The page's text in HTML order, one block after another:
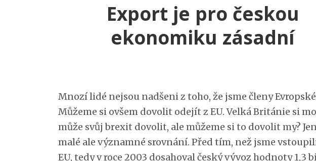
Export je pro českou
ekonomiku zásadní
Mnozí lidé nejsou nadšeni z toho, že jsme členy
Můžeme si ovšem dovolit odejít z EU. Velká Británie si
může svůj brexit dovolit, ale můžeme si to dovolit my?
malé ale významné srovnání. Před tím, než jsme
EU, tedy v roce 2003 dosahoval český vývoz hodnoty 1,3